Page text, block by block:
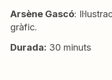
Arsène Gascó:
gràfic.
Durada: 30 minuts